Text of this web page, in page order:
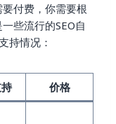
付费，你需要根
些流行的SEO自
持情况：
价格